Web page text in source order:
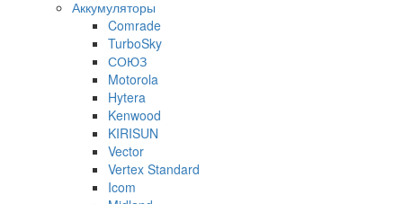
Аккумуляторы
Comrade
TurboSky
СОЮЗ
Motorola
Hytera
Kenwood
KIRISUN
Vector
Vertex Standard
Icom